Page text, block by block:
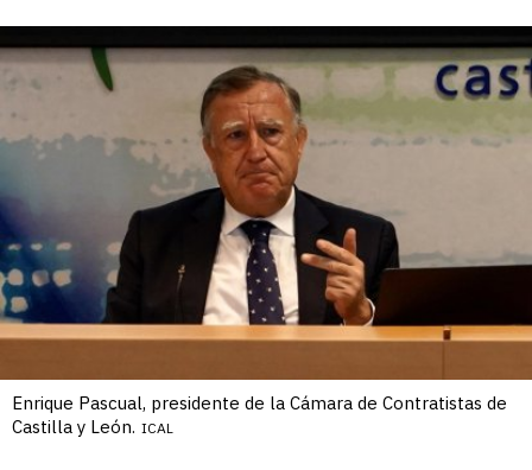
Enrique Pascual, presidente de la Cámara de Contratistas de
Castilla y León. ICAL